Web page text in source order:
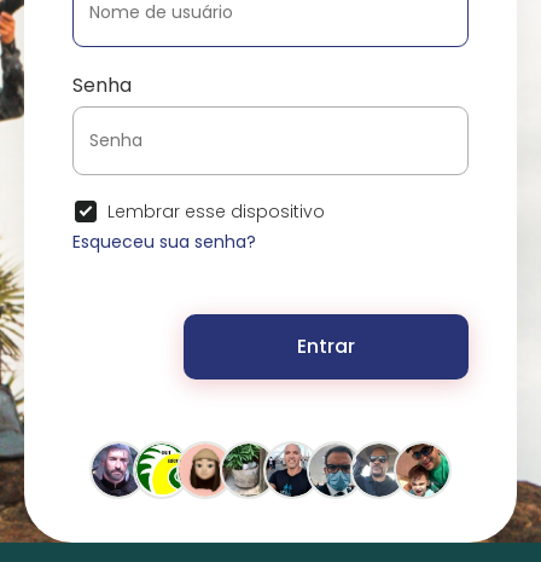
Senha
Lembrar esse dispositivo
Esqueceu sua senha?
Entrar